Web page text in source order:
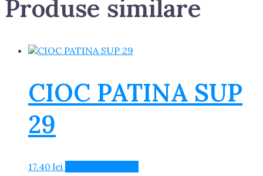
Produse similare
CIOC PATINA SUP
29
17.40 lei